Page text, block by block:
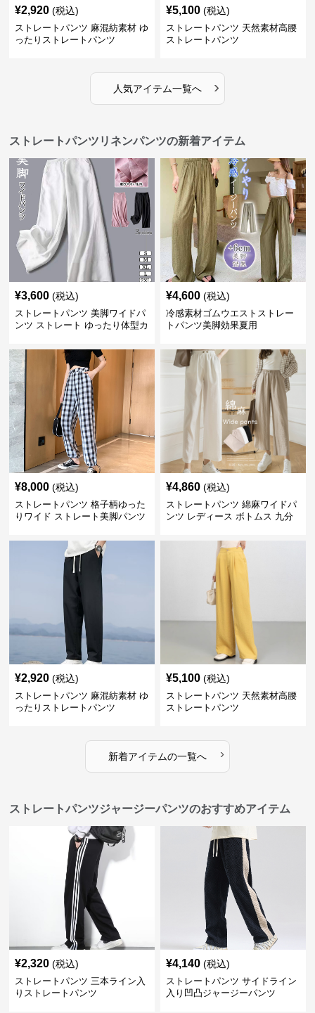
¥2,920 (税込)
ストレートパンツ 麻混紡素材 ゆ
ったりストレートパンツ
¥5,100 (税込)
ストレートパンツ 天然素材高腰
ストレートパンツ
人気アイテム一覧へ ›
ストレートパンツリネンパンツの新着アイテム
¥3,600 (税込)
ストレートパンツ 美脚ワイドパ
ンツ ストレート ゆったり体型カ
¥4,600 (税込)
冷感素材ゴムウエストストレー
トパンツ美脚効果夏用
¥8,000 (税込)
ストレートパンツ 格子柄ゆった
りワイド ストレート美脚パンツ
¥4,860 (税込)
ストレートパンツ 綿麻ワイドパ
ンツ レディース ボトムス 九分
¥2,920 (税込)
ストレートパンツ 麻混紡素材 ゆ
ったりストレートパンツ
¥5,100 (税込)
ストレートパンツ 天然素材高腰
ストレートパンツ
新着アイテムの一覧へ ›
ストレートパンツジャージーパンツのおすすめアイテム
¥2,320 (税込)
ストレートパンツ 三本ライン入
りストレートパンツ
¥4,140 (税込)
ストレートパンツ サイドライン
入り凹凸ジャージーパンツ